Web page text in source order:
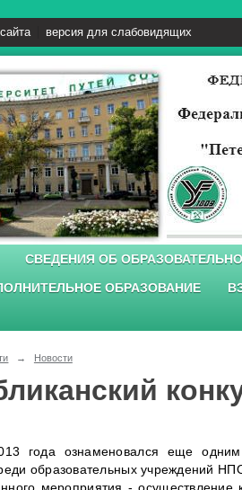
версия для слабовидящих
СВЕДЕНИЯ ОБ
ОБРАЗОВАНИЕ
→ Новости
года ознаменовался еще одним
образовательных учреждений